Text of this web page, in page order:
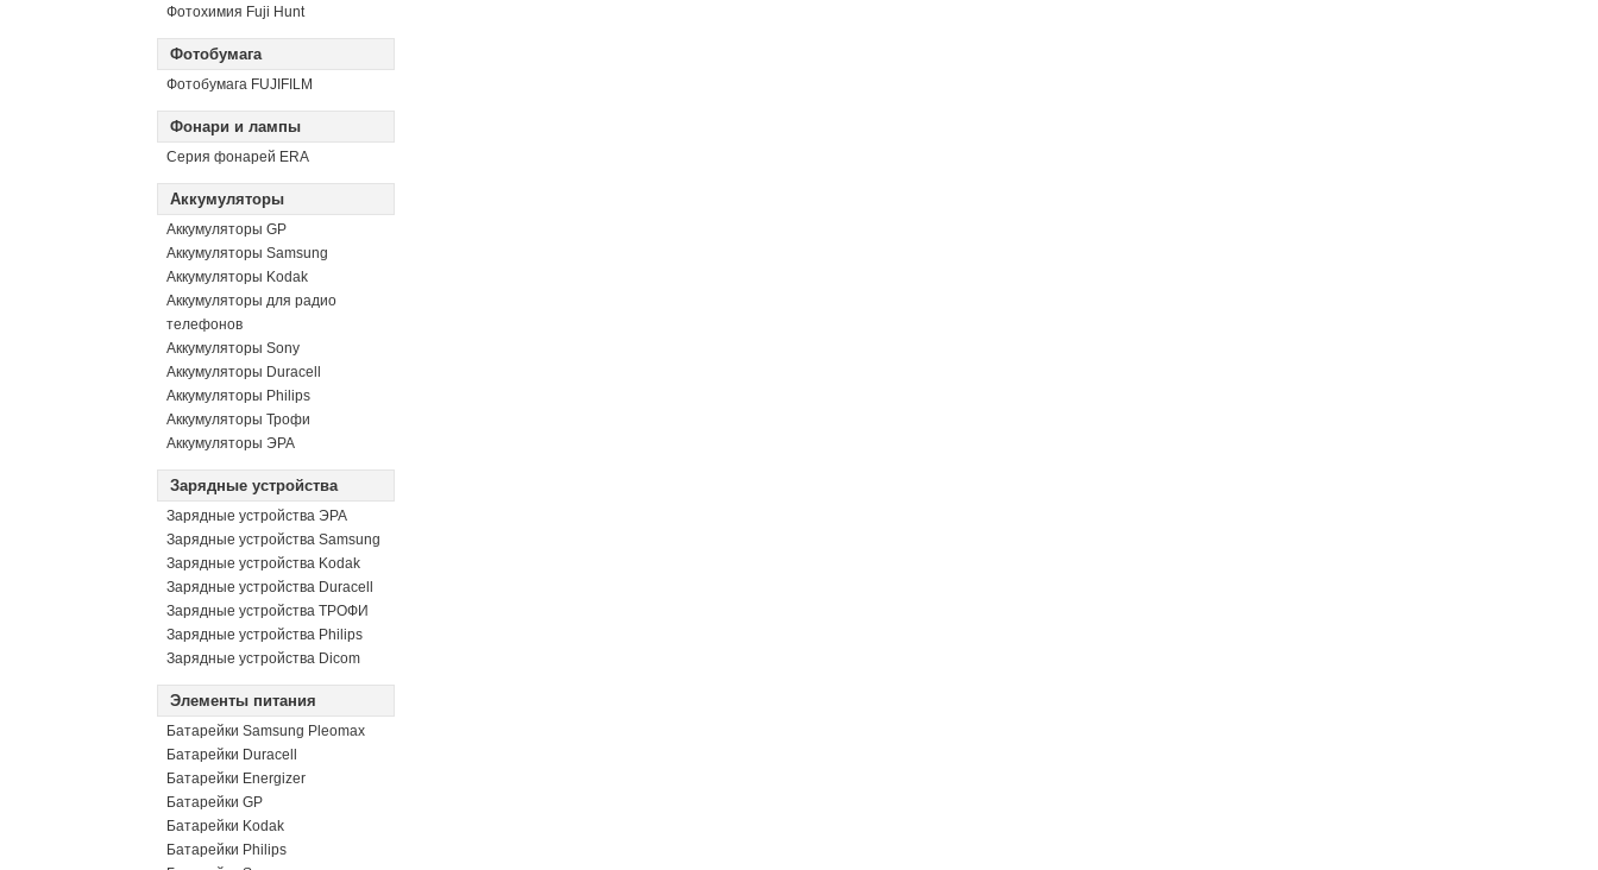
Фотохимия Fuji Hunt
Фотобумага
Фотобумага FUJIFILM
Фонари и лампы
Серия фонарей ERA
Аккумуляторы
Аккумуляторы GP
Аккумуляторы Samsung
Аккумуляторы Kodak
Аккумуляторы для радио
телефонов
Аккумуляторы Sony
Аккумуляторы Duracell
Аккумуляторы Philips
Аккумуляторы Трофи
Аккумуляторы ЭРА
Зарядные устройства
Зарядные устройства ЭРА
Зарядные устройства Samsung
Зарядные устройства Kodak
Зарядные устройства Duracell
Зарядные устройства ТРОФИ
Зарядные устройства Philips
Зарядные устройства Dicom
Элементы питания
Батарейки Samsung Pleomax
Батарейки Duracell
Батарейки Energizer
Батарейки GP
Батарейки Kodak
Батарейки Philips